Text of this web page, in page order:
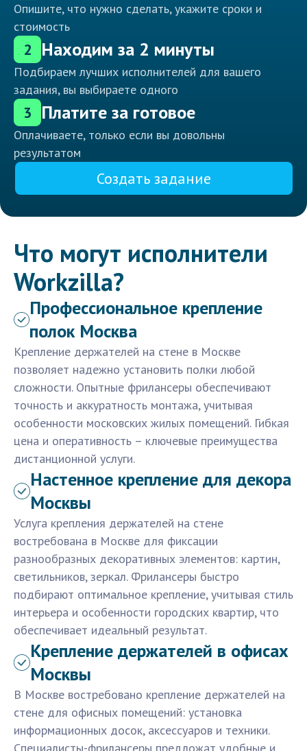
Опишите, что нужно сделать, укажите сроки и
стоимость
2 Находим за 2 минуты
Подбираем лучших исполнителей для вашего
задания, вы выбираете одного
3 Платите за готовое
Оплачиваете, только если вы довольны
результатом
Создать задание
Что могут исполнители
Workzilla?
Профессиональное крепление
полок Москва
Крепление держателей на стене в Москве
позволяет надежно установить полки любой
сложности. Опытные фрилансеры обеспечивают
точность и аккуратность монтажа, учитывая
особенности московских жилых помещений. Гибкая
цена и оперативность – ключевые преимущества
дистанционной услуги.
Настенное крепление для декора
Москвы
Услуга крепления держателей на стене
востребована в Москве для фиксации
разнообразных декоративных элементов: картин,
светильников, зеркал. Фрилансеры быстро
подбирают оптимальное крепление, учитывая стиль
интерьера и особенности городских квартир, что
обеспечивает идеальный результат.
Крепление держателей в офисах
Москвы
В Москве востребовано крепление держателей на
стене для офисных помещений: установка
информационных досок, аксессуаров и техники.